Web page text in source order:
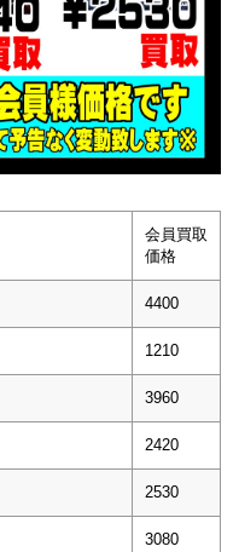
会員買取
価格
4400
1210
3960
2420
2530
3080